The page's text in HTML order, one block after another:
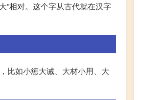
”相对。这个字从古代就在汉字
比如小惩大诫、大材小用、大